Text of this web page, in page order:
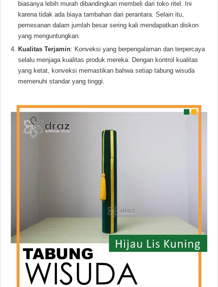
biasanya lebih murah dibandingkan membeli dari toko ritel. Ini
karena tidak ada biaya tambahan dari perantara. Selain itu,
pemesanan dalam jumlah besar sering kali mendapatkan diskon
yang menguntungkan.
Kualitas Terjamin: Konveksi yang berpengalaman dan terpercaya
selalu menjaga kualitas produk mereka. Dengan kontrol kualitas
yang ketat, konveksi memastikan bahwa setiap tabung wisuda
memenuhi standar yang tinggi.